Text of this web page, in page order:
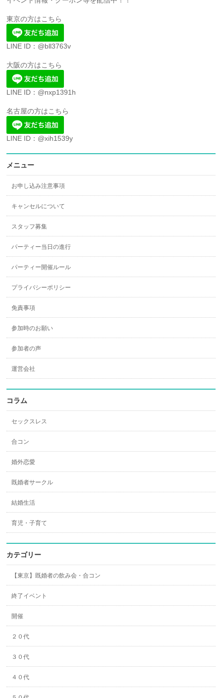
東京の方はこちら
LINE ID：@bll3763v
大阪の方はこちら
LINE ID：@nxp1391h
名古屋の方はこちら
LINE ID：@xih1539y
メニュー
お申し込み注意事項
キャンセルについて
スタッフ募集
パーティー当日の進行
パーティー開催ルール
プライバシーポリシー
免責事項
参加時のお願い
参加者の声
運営会社
コラム
セックスレス
合コン
婚外恋愛
既婚者サークル
結婚生活
育児・子育て
カテゴリー
【東京】既婚者の飲み会・合コン
終了イベント
開催
２０代
３０代
４０代